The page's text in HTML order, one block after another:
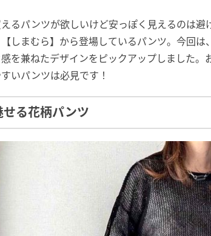
るパンツが欲しいけど安っぽく見えるのは
しまむら】から登場しているパンツ。今回は
を兼ねたデザインをピックアップしました。
いパンツは必見です！
せる花柄パンツ